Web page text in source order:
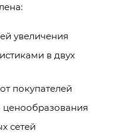
увеличения
в двух
покупателей
сетей